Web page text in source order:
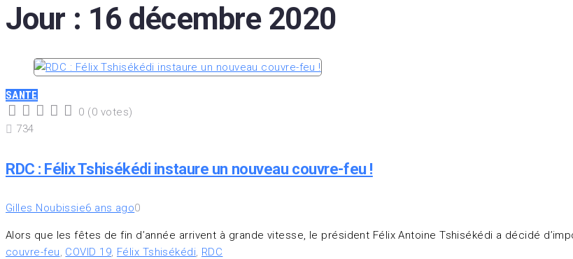
Jour : 16 décembre 2020
SANTE
2
1
0 (0 votes)
734
RDC : Félix Tshisékédi instaure un nouveau couvre-feu !
Gilles Noubissie6 ans ago0
Alors que les fêtes de fin d’année arrivent à grande vitesse, le président Félix Antoine Tshisékédi a décidé
couvre-feu, COVID 19, Félix Tshisékédi, RDC